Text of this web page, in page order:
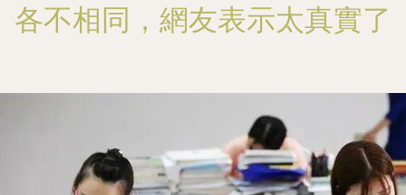
各不相同，網友表示太真實了